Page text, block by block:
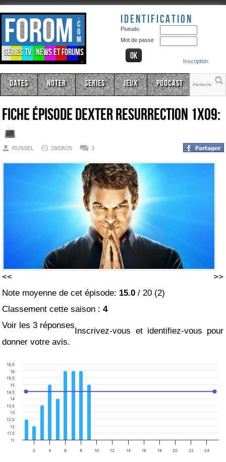
Séries TV : news et forums
Identification
Pseudo
Mot de passe
Inscription
Dates Noter Series Jeux Podcast
Fiche épisodeDexter Resurrection 1x09:
RUSSEL 29/08/25 3
<<
>>
Note moyenne de cet épisode: 15.0 / 20 (2)
Classement cette saison :4
Voir les 3 réponses
Inscrivez-vous et identifiez-vous pour
donner votre avis.
2 4 6 8 10 12 14 16 18 20 22 24
11
11,5
12
12,5
13
13,5
14
14,5
15
15,5
16
16,5